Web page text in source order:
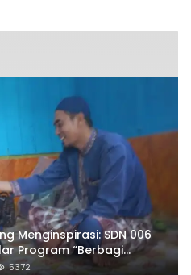
Menginspirasi: SDN 006
Program “Berbagi
5372